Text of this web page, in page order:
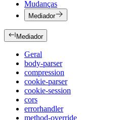
Mudanças
Mediador
Mediador
Geral
body-parser
compression
cookie-parser
cookie-session
cors
errorhandler
method-override